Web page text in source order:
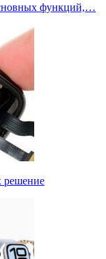
функций,…
решение